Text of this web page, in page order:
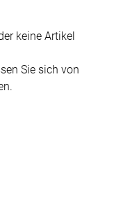
keine Artikel
Sie sich von